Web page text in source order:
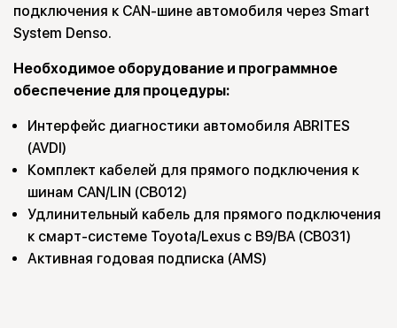
подключения к CAN-шине автомобиля через Smart
System Denso.
Необходимое оборудование и программное
обеспечение для процедуры:
Интерфейс диагностики автомобиля ABRITES
(AVDI)
Комплект кабелей для прямого подключения к
шинам CAN/LIN (CB012)
Удлинительный кабель для прямого подключения
к смарт-системе Toyota/Lexus с B9/BA (CB031)
Активная годовая подписка (AMS)